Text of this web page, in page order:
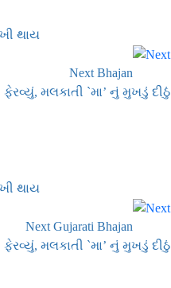
થાય
Next Bhajan
મલકાતી `મા’ નું મુખડું દીઠું
થાય
Next Gujarati Bhajan
મલકાતી `મા’ નું મુખડું દીઠું